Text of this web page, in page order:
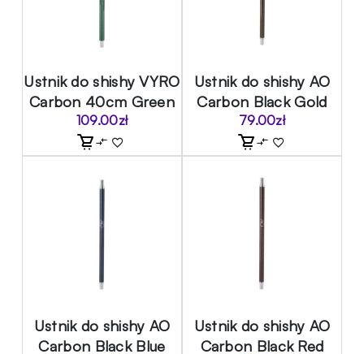
Ustnik do shishy VYRO
Carbon 40cm Green
109.00zł
Ustnik do shishy AO
Carbon Black Gold
79.00zł
Ustnik do shishy AO
Carbon Black Blue
Ustnik do shishy AO
Carbon Black Red